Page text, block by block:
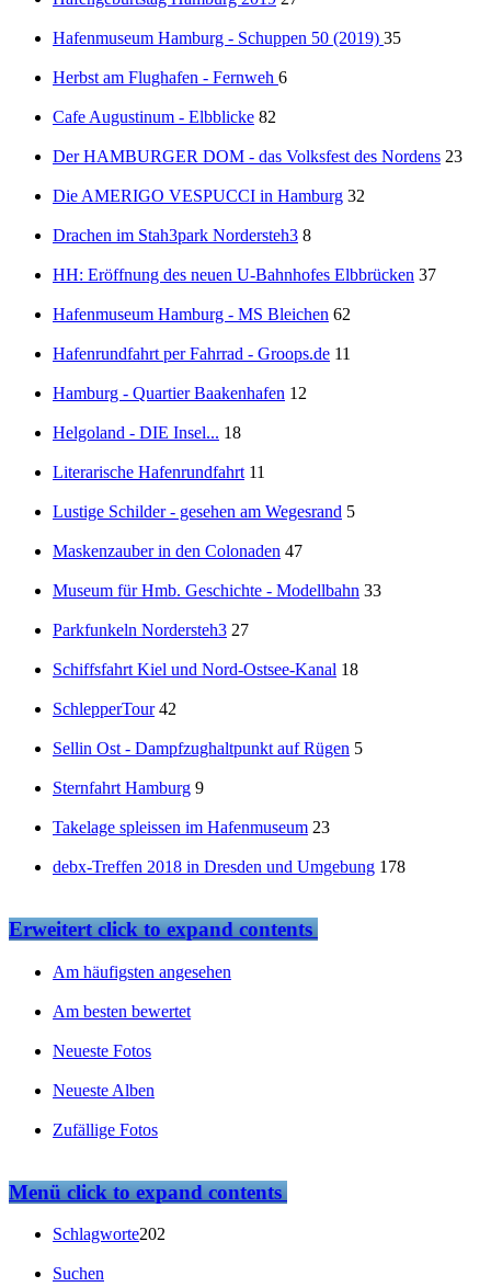
Hafenmuseum Hamburg - Schuppen 50 (2019) 35
Herbst am Flughafen - Fernweh 6
Cafe Augustinum - Elbblicke 82
Der HAMBURGER DOM - das Volksfest des Nordens 23
Die AMERIGO VESPUCCI in Hamburg 32
Drachen im Stah3park Nordersteh3 8
HH: Eröffnung des neuen U-Bahnhofes Elbbrücken 37
Hafenmuseum Hamburg - MS Bleichen 62
Hafenrundfahrt per Fahrrad - Groops.de 11
Hamburg - Quartier Baakenhafen 12
Helgoland - DIE Insel... 18
Literarische Hafenrundfahrt 11
Lustige Schilder - gesehen am Wegesrand 5
Maskenzauber in den Colonaden 47
Museum für Hmb. Geschichte - Modellbahn 33
Parkfunkeln Nordersteh3 27
Schiffsfahrt Kiel und Nord-Ostsee-Kanal 18
SchlepperTour 42
Sellin Ost - Dampfzughaltpunkt auf Rügen 5
Sternfahrt Hamburg 9
Takelage spleissen im Hafenmuseum 23
debx-Treffen 2018 in Dresden und Umgebung 178
Erweitertclick to expand contents
Am häufigsten angesehen
Am besten bewertet
Neueste Fotos
Neueste Alben
Zufällige Fotos
Menüclick to expand contents
Schlagworte202
Suchen